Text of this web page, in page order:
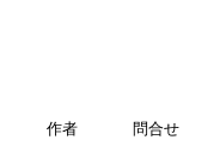
作者 問合せ